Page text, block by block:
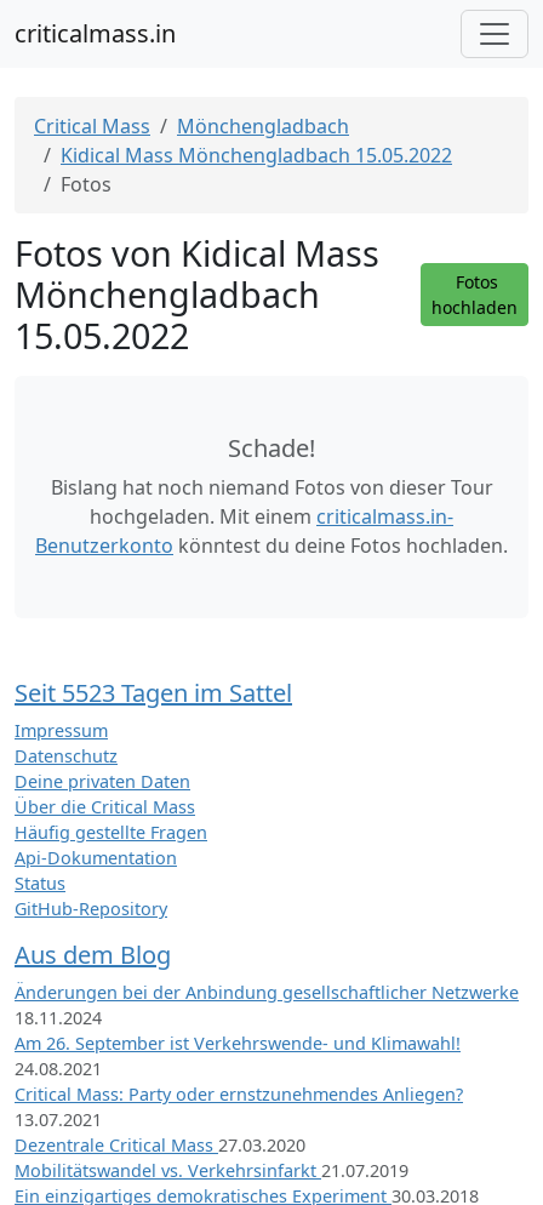
criticalmass.in
Critical Mass
Mönchengladbach
Kidical Mass Mönchengladbach 15.05.2022
Fotos
Fotos von Kidical Mass
Mönchengladbach
15.05.2022
Fotos
hochladen
Schade!
Bislang hat noch niemand Fotos von dieser Tour
hochgeladen. Mit einem criticalmass.in-
Benutzerkonto könntest du deine Fotos hochladen.
Seit 5523 Tagen im Sattel
Impressum
Datenschutz
Deine privaten Daten
Über die Critical Mass
Häufig gestellte Fragen
Api-Dokumentation
Status
GitHub-Repository
Aus dem Blog
Änderungen bei der Anbindung gesellschaftlicher Netzwerke
18.11.2024
Am 26. September ist Verkehrswende- und Klimawahl!
24.08.2021
Critical Mass: Party oder ernstzunehmendes Anliegen?
13.07.2021
Dezentrale Critical Mass 27.03.2020
Mobilitätswandel vs. Verkehrsinfarkt 21.07.2019
Ein einzigartiges demokratisches Experiment 30.03.2018